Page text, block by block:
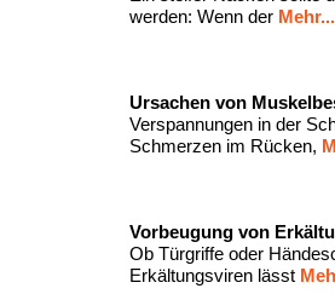
werden: Wenn der Mehr...
Ursachen von
Verspannungen in der
Schmerzen im Rücken,
Vorbeugung von
Ob Türgriffe oder
Erkältungsviren lässt